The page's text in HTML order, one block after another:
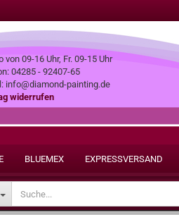
von 09-16 Uhr, Fr. 09-15 Uhr
04285 - 92407-65
info@diamond-painting.de
widerrufen
BLUEMEX EXPRESSVERSAND